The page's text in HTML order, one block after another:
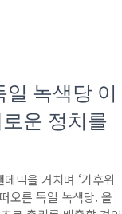
일 녹색당 이
운 정치를
믹을 거치며 ‘기후위
오른 독일 녹색당. 올